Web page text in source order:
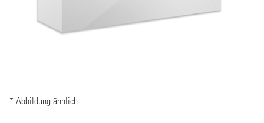
* Abbildung ähnlich